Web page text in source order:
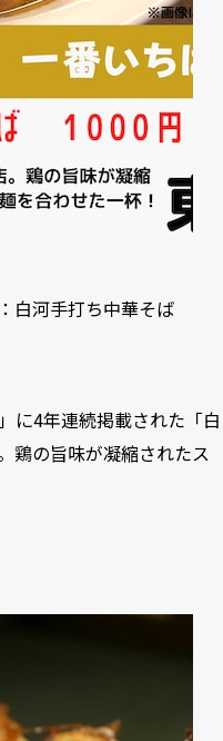
白河手打ち中華そば
に4年連続掲載された「白
鶏の旨味が凝縮されたス